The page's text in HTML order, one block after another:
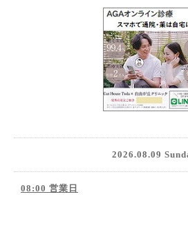
2026.08.09
08:00 営業日